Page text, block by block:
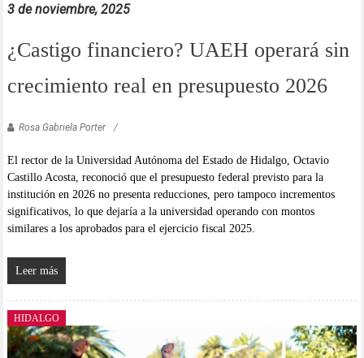
3 de noviembre, 2025
¿Castigo financiero? UAEH operará sin
crecimiento real en presupuesto 2026
Rosa Gabriela Porter
El rector de la Universidad Autónoma del Estado de Hidalgo, Octavio
Castillo Acosta, reconoció que el presupuesto federal previsto para la
institución en 2026 no presenta reducciones, pero tampoco incrementos
significativos, lo que dejaría a la universidad operando con montos
similares a los aprobados para el ejercicio fiscal 2025.
Leer más
HIDALGO